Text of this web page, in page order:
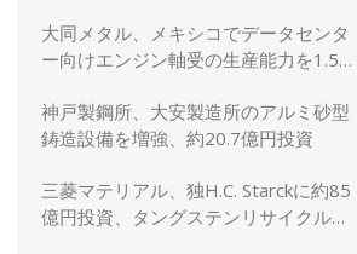
大同メタル、メキシコでデータセンタ
ー向けエンジン軸受の生産能力を1.5
神戸製鋼所、大安製造所のアルミ砂型
鋳造設備を増強、約20.7億円投資
三菱マテリアル、独H.C. Starckに約85
億円投資、タングステンリサイクル能